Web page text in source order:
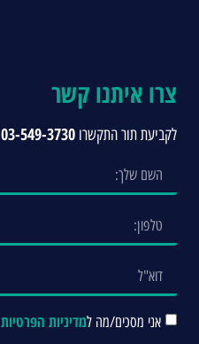
צרו איתנו קשר
לקביעת תור התקשרו 03-549-3730
אני מסכים/מה למדיניות הפרטיות